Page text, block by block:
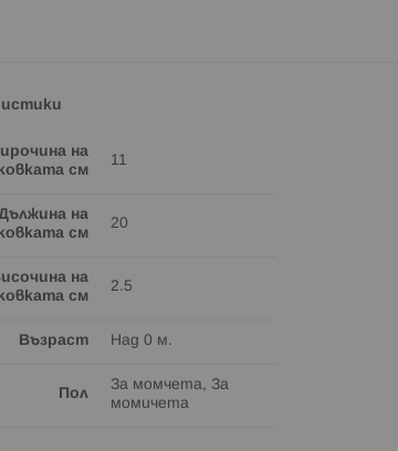
на
см
11
на
см
20
на
см
2.5
Възраст Над 0 м.
Пол
За момчета, За
момичета